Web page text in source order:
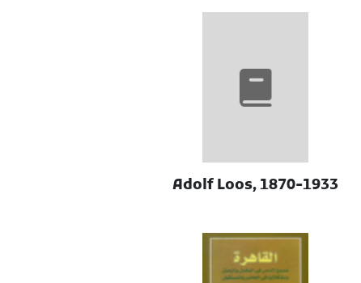
Adolf Loos, 1870-1933